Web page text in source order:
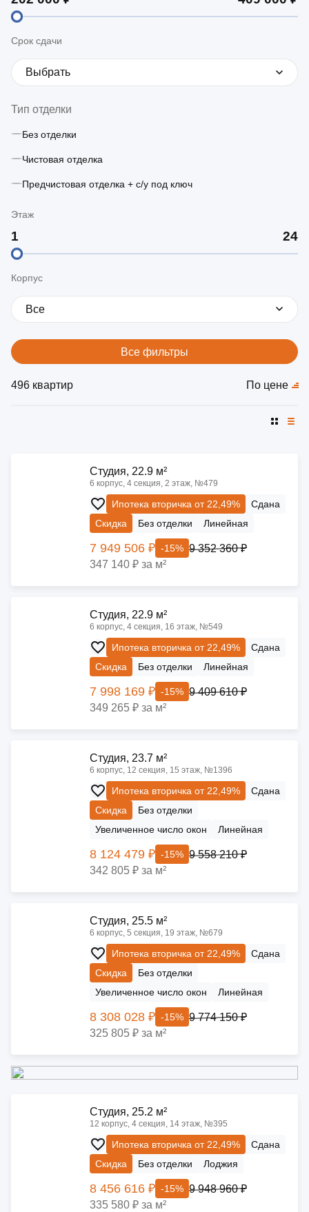
Срок сдачи
Выбрать
Тип отделки
Без отделки
Чистовая отделка
Предчистовая отделка + с/у под ключ
Этаж
Корпус
Все
Все фильтры
496 квартир По цене
Cтудия, 22.9 м²
6 корпус, 4 секция, 2 этаж, №479
Ипотека вторичка от 22,49%
Сдана
Скидка
Без отделки Линейная
7 949 506 ₽ -15% 9 352 360 ₽
347 140 ₽ за м²
Cтудия, 22.9 м²
6 корпус, 4 секция, 16 этаж, №549
Ипотека вторичка от 22,49%
Сдана
Скидка
Без отделки Линейная
7 998 169 ₽ -15% 9 409 610 ₽
349 265 ₽ за м²
Cтудия, 23.7 м²
6 корпус, 12 секция, 15 этаж, №1396
Ипотека вторичка от 22,49%
Сдана
Скидка
Без отделки
Увеличенное число окон
Линейная
8 124 479 ₽ -15% 9 558 210 ₽
342 805 ₽ за м²
Cтудия, 25.5 м²
6 корпус, 5 секция, 19 этаж, №679
Ипотека вторичка от 22,49%
Сдана
Скидка
Без отделки
Увеличенное число окон
Линейная
8 308 028 ₽ -15% 9 774 150 ₽
325 805 ₽ за м²
Cтудия, 25.2 м²
12 корпус, 4 секция, 14 этаж, №395
Ипотека вторичка от 22,49%
Сдана
Скидка
Без отделки Лоджия
8 456 616 ₽ -15% 9 948 960 ₽
335 580 ₽ за м²